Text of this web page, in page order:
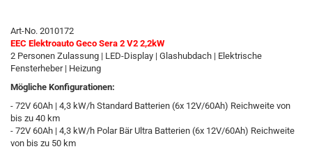
Art-No. 2010172
EEC Elektroauto Geco Sera 2 V2 2,2kW
2 Personen Zulassung | LED-Display | Glashubdach | Elektrische
Fensterheber | Heizung
Mögliche Konfigurationen:
- 72V 60Ah | 4,3 kW/h Standard Batterien (6x 12V/60Ah) Reichweite von
bis zu 40 km
- 72V 60Ah | 4,3 kW/h Polar Bär Ultra Batterien (6x 12V/60Ah) Reichweite
von bis zu 50 km